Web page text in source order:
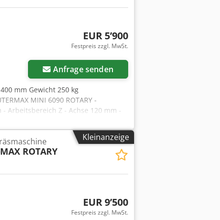
EUR 5’900
Festpreis zzgl. MwSt.
Anfrage senden
mm Gewicht 250 kg
MINI 6090 ROTARY -
Arbeitsbereich Z - Achse 120 mm -
- Arbeitstisch mit T-Nuten - Max.
3000 mm/min - Frässpindel Motor
6 und 8 mm - Drehzahl
230 V/50Hz Codpjv A Hb Uofx Aliorf -
Z-Richtung Rundführung +
USB - CAD/CAM Software Vectric
Luftfeuchtigkeit 30-75 % -
Kleinanzeige
ROTARY
EUR 9’500
Festpreis zzgl. MwSt.